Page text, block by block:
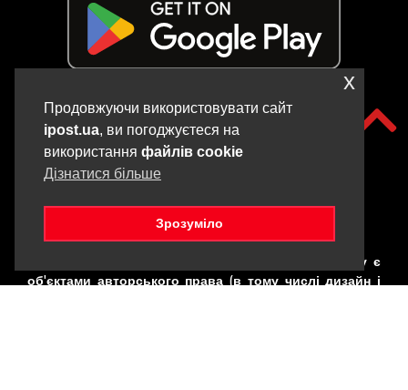
Copyright © iPOST, 2017-2025. Всі матеріали даного сайту є
об'єктами авторського права (в тому числі дизайн і
Продовжуючи використовувати сайт
ipost.ua, ви погоджуєтеся на
використання файлів cookie
Дізнатися більше
Зрозуміло
x